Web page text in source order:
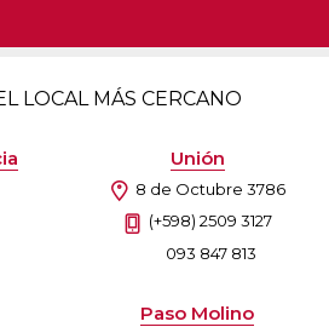
LOCAL MÁS CERCANO
Unión
8 de Octubre 3786
(+598) 2509 3127
093 847 813
Paso Molino